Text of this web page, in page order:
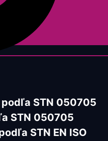
STN 050705
STN 050705
STN EN ISO